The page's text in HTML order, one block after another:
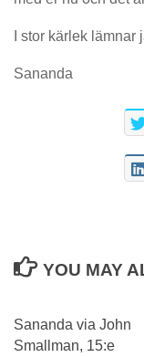
I stor kärlek lämnar
Sananda
YOU MAY
Sananda via John
Smallman, 15:e